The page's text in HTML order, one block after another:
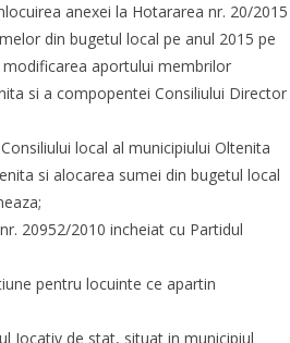
anexei la Hotararea nr. 20/2015
din bugetul local pe anul 2015 pe
aportului membrilor
si a compopentei Consiliului Director
local al municipiului Oltenita
si alocarea sumei din bugetul local
20952/2010 incheiat cu Partidul
pentru locuinte ce apartin
Iocativ de stat, situat in municipiul